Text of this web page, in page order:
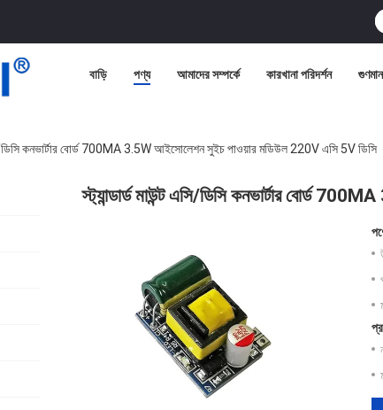
বাড়ি পণ্য আমাদের সম্পর্কে কারখানা পরিদর্শন
ডিসি কনভার্টার বোর্ড 700MA 3.5W আইসোলেশন সুইচ পাওয়ার মডিউল 220V এসি 5V ডিসি
স্ট্যান্ডার্ড মাউন্ট এসি/ডিসি কনভার্টার বোর্ড